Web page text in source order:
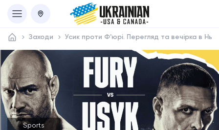
Заходи Усик проти Ф'юрі. Перегляд та вечірка в
Sports